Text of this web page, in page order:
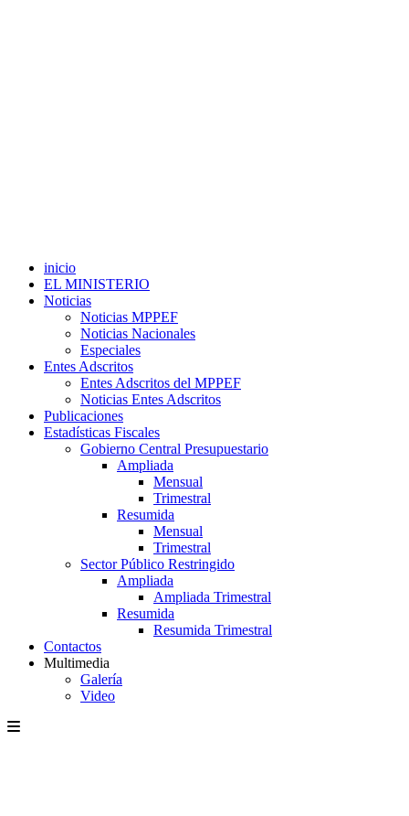
inicio
EL MINISTERIO
Noticias
Noticias MPPEF
Noticias Nacionales
Especiales
Entes Adscritos
Entes Adscritos del MPPEF
Noticias Entes Adscritos
Publicaciones
Estadísticas Fiscales
Gobierno Central Presupuestario
Ampliada
Mensual
Trimestral
Resumida
Mensual
Trimestral
Sector Público Restringido
Ampliada
Ampliada Trimestral
Resumida
Resumida Trimestral
Contactos
Multimedia
Galería
Video